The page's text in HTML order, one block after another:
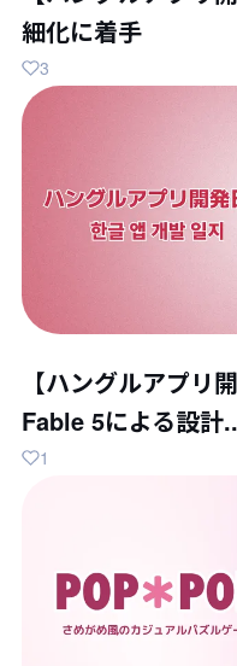
細化に着手
3
【ハングルアプリ
Fable 5による設計
1